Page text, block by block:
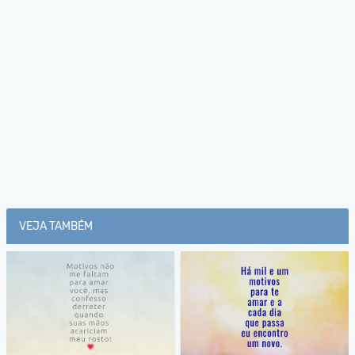
VEJA TAMBÉM